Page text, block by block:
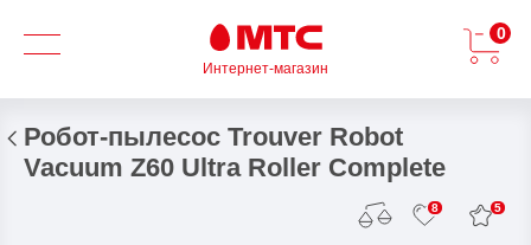
Интернет-магазин
0
Робот-пылесос Trouver Robot
Vacuum Z60 Ultra Roller Complete
8 5